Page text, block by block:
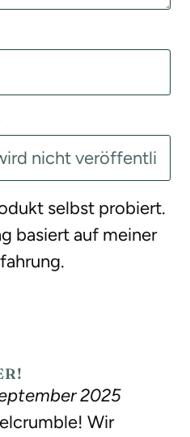
selbst probiert.
basiert auf meiner
2025
Wir